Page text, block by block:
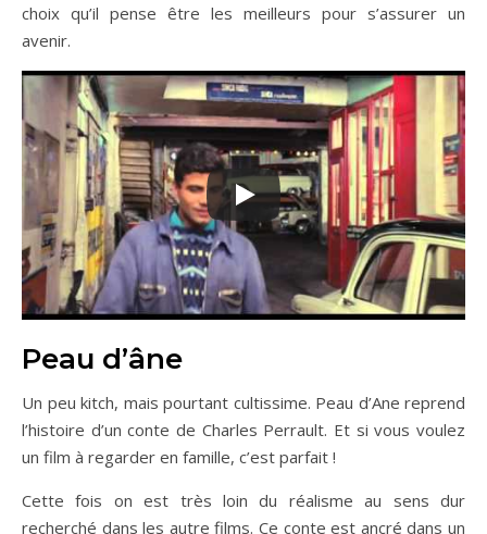
choix qu’il pense être les meilleurs pour s’assurer un
avenir.
Peau d’âne
Un peu kitch, mais pourtant cultissime. Peau d’Ane reprend
l’histoire d’un conte de Charles Perrault. Et si vous voulez
un film à regarder en famille, c’est parfait !
Cette fois on est très loin du réalisme au sens dur
recherché dans les autre films. Ce conte est ancré dans un